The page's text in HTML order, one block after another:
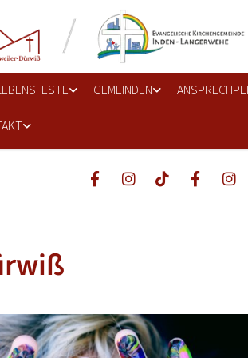
GEMEINDEN